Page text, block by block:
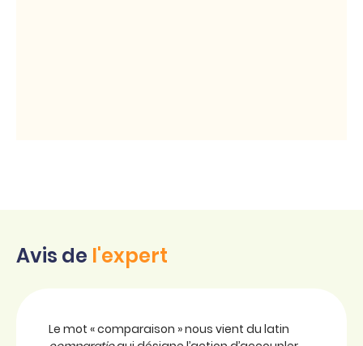
Avis de l'expert
Le mot « comparaison » nous vient du latin